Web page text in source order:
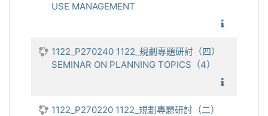
USE MANAGEMENT
1122_P270240 1122_規劃專題研討（四）
SEMINAR ON PLANNING TOPICS（4）
1122_P270220 1122_規劃專題研討（二）